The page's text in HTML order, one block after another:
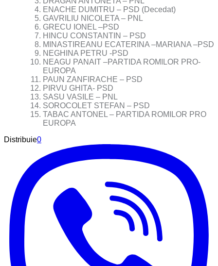
ENACHE DUMITRU – PSD (Decedat)
GAVRILIU NICOLETA – PNL
GRECU IONEL –PSD
HINCU CONSTANTIN – PSD
MINASTIREANU ECATERINA –MARIANA –PSD
NEGHINA PETRU -PSD
NEAGU PANAIT –PARTIDA ROMILOR PRO-
EUROPA
PAUN ZANFIRACHE – PSD
PIRVU GHITA- PSD
SASU VASILE – PNL
SOROCOLET STEFAN – PSD
TABAC ANTONEL – PARTIDA ROMILOR PRO
EUROPA
Distribuie0